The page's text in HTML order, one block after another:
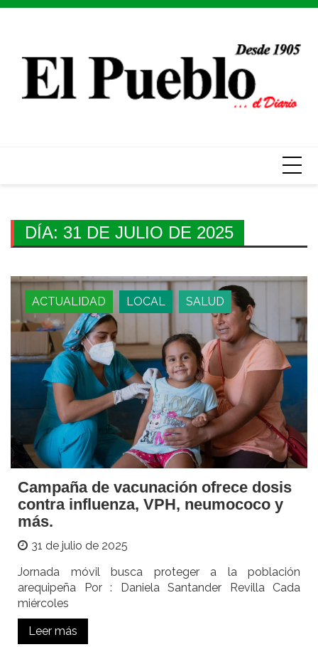
Skip
DÍA: 31 DE JULIO DE 2025
ACTUALIDAD LOCAL SALUD
Campaña de vacunación ofrece dosis
contra influenza, VPH, neumococo y
más.
31 de julio de 2025
Jornada móvil busca proteger a la población
arequipeña Por : Daniela Santander Revilla Cada
miércoles
Leer más